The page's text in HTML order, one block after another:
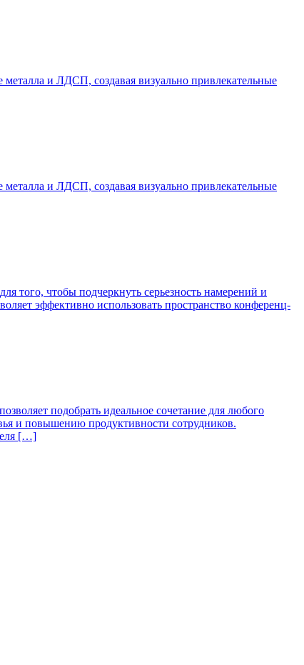
и ЛДСП, создавая визуально привлекательные
и ЛДСП, создавая визуально привлекательные
того, чтобы подчеркнуть серьезность намерений и
эффективно использовать пространство конференц-
подобрать идеальное сочетание для любого
и повышению продуктивности сотрудников.
[…]